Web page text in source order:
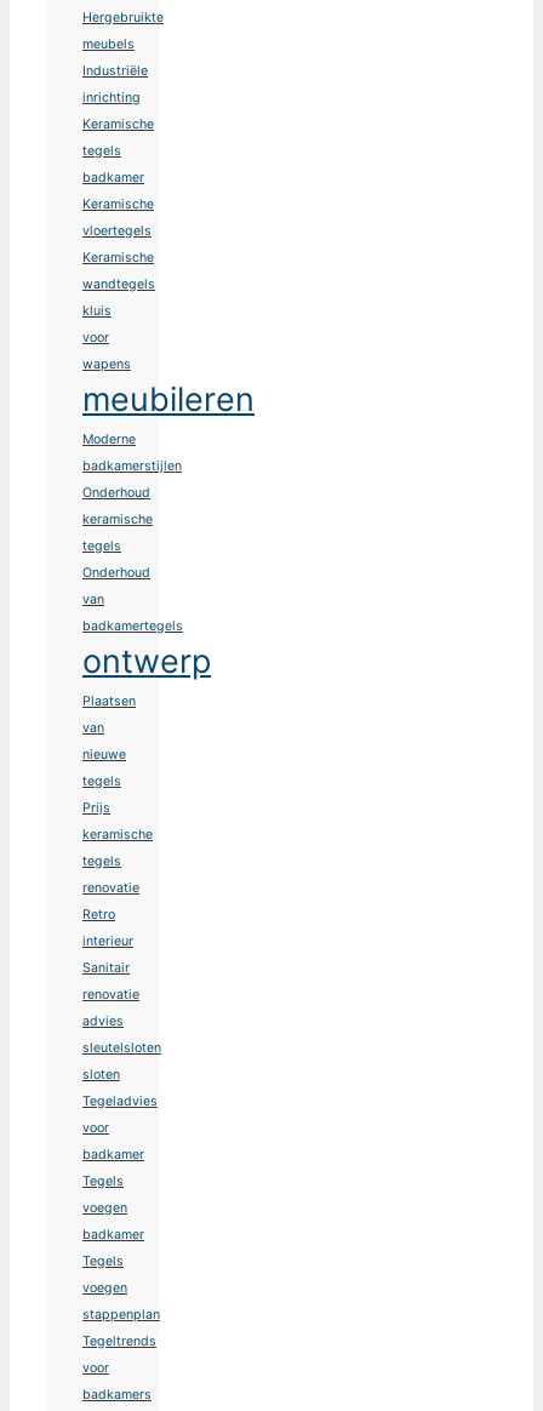
Hergebruikte
meubels
Industriële
inrichting
Keramische
tegels
badkamer
Keramische
vloertegels
Keramische
wandtegels
kluis
voor
wapens
meubileren
Moderne
badkamerstijlen
Onderhoud
keramische
tegels
Onderhoud
van
badkamertegels
ontwerp
Plaatsen
van
nieuwe
tegels
Prijs
keramische
tegels
renovatie
Retro
interieur
Sanitair
renovatie
advies
sleutelsloten
sloten
Tegeladvies
voor
badkamer
Tegels
voegen
badkamer
Tegels
voegen
stappenplan
Tegeltrends
voor
badkamers